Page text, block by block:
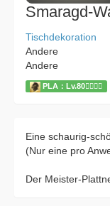
Smaragd-
Tischdekoration
Andere
Andere
PLA：Lv.80
Eine schaurig-
(Nur eine pro
Der Meister-